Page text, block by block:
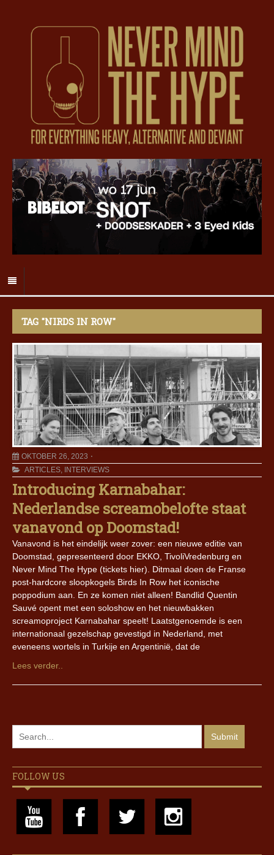
TAG "NIRDS IN ROW"
OKTOBER 26, 2023
ARTICLES, INTERVIEWS
Introducing Karnabahar:
Nederlandse screamobelofte staat
vanavond op Doomstad!
Vanavond is het eindelijk weer zover: een nieuwe editie van
Doomstad, gepresenteerd door EKKO, TivoliVredenburg en
Never Mind The Hype (tickets hier). Ditmaal doen de Franse
post-hardcore sloopkogels Birds In Row het iconische
poppodium aan. En ze komen niet alleen! Bandlid Quentin
Sauvé opent met een soloshow en het nieuwbakken
screamoproject Karnabahar speelt! Laatstgenoemde is een
internationaal gezelschap gevestigd in Nederland, met
eveneens wortels in Turkije en Argentinië, dat de
Lees verder..
FOLLOW US